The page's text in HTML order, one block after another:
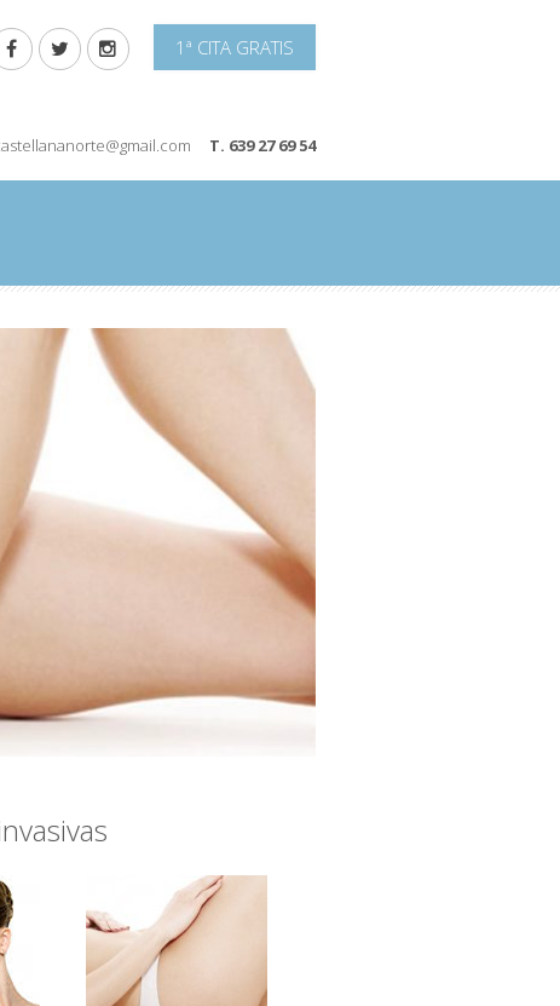
1ª CITA GRATIS
T. 639 27 69 54